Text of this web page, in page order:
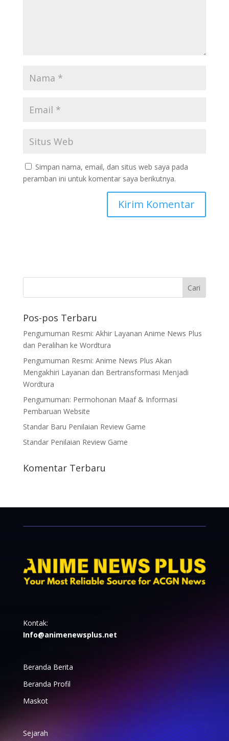
Simpan nama, email, dan situs web saya pada
peramban ini untuk komentar saya berikutnya.
Pos-pos Terbaru
Pengumuman Resmi: Akhir Layanan Anime News Plus
dan Peralihan ke Wordtura
Pengumuman Resmi: Anime News Plus Akan
Mengakhiri Layanan dan Bertransformasi Menjadi
Wordtura
Pengumuman: Permohonan Maaf & Informasi
Pembaruan Website
Standar Baru Penilaian Review Game
Standar Penilaian Review Game
Komentar Terbaru
Kontak:
Info@animenewsplus.net
Beranda Berita
Beranda Profil
Maskot
Sejarah